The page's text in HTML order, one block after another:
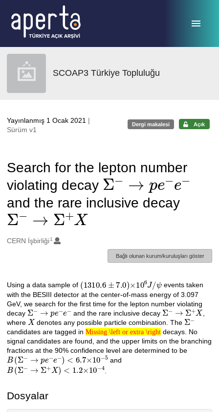
SCOAP3 Türkiye Topluluğu
Yayınlanmış 1 Ocak 2021 |
Sürüm v1
Dergi makalesi Açık
Search for the lepton number
violating decay
Σ−→ pe−e−
and the rare inclusive decay
Σ−→Σ+X
Oluşturanlar
CERN İşbirliği1
Bağlı olunan kurum/kuruluşları göster
Açıklama
Using a data sample of (1310.6 ± 7.0 ) × 10 6J /ψ
events taken
with the BESIII detector at the center-of-mass energy of 3.097
GeV, we search for the first time for the lepton number violating
decay Σ −→pe−e− and the rare inclusive decay Σ−→Σ+X
where X denotes any possible particle combination. The Σ−
candidates are tagged in Missing \left or extra \right
decays. No
signal candidates are found, and the upper limits on the branching
fractions at the 90% confidence level are determined to be
B(Σ−→ pe −e−) < 6.7×10−5 and
B( Σ− Σ +X <1.2 ×10− 4 .
Dosyalar